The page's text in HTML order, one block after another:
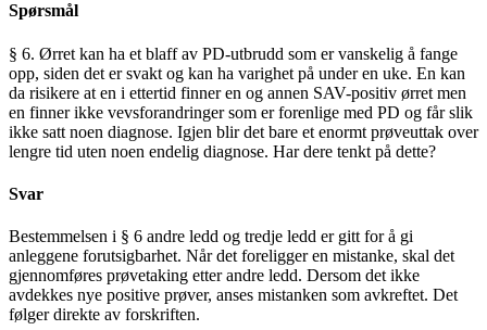
Spørsmål
§ 6. Ørret kan ha et blaff av PD-utbrudd som er vanskelig å fange
opp, siden det er svakt og kan ha varighet på under en uke. En kan
da risikere at en i ettertid finner en og annen SAV-positiv ørret men
en finner ikke vevsforandringer som er forenlige med PD og får slik
ikke satt noen diagnose. Igjen blir det bare et enormt prøveuttak over
lengre tid uten noen endelig diagnose. Har dere tenkt på dette?
Svar
Bestemmelsen i § 6 andre ledd og tredje ledd er gitt for å gi
anleggene forutsigbarhet. Når det foreligger en mistanke, skal det
gjennomføres prøvetaking etter andre ledd. Dersom det ikke
avdekkes nye positive prøver, anses mistanken som avkreftet. Det
følger direkte av forskriften.